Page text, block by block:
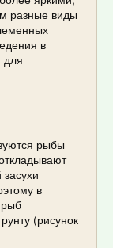
разные виды
в
для
рыбы
в
(рисунок